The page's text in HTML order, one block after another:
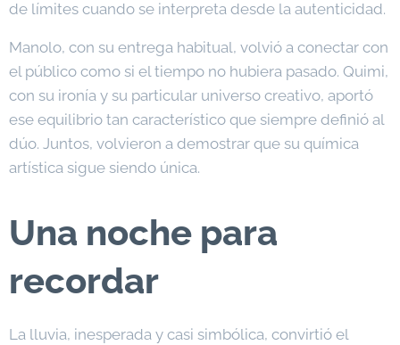
de límites cuando se interpreta desde la autenticidad.
Manolo, con su entrega habitual, volvió a conectar con
el público como si el tiempo no hubiera pasado. Quimi,
con su ironía y su particular universo creativo, aportó
ese equilibrio tan característico que siempre definió al
dúo. Juntos, volvieron a demostrar que su química
artística sigue siendo única.
Una noche para
recordar
La lluvia, inesperada y casi simbólica, convirtió el